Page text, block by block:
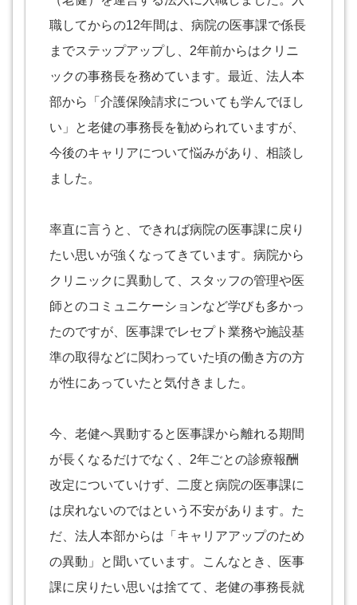
職してからの12年間は、病院の医事課で係長
までステップアップし、2年前からはクリニ
ックの事務長を務めています。最近、法人本
部から「介護保険請求についても学んでほし
い」と老健の事務長を勧められていますが、
今後のキャリアについて悩みがあり、相談し
ました。
率直に言うと、できれば病院の医事課に戻り
たい思いが強くなってきています。病院から
クリニックに異動して、スタッフの管理や医
師とのコミュニケーションなど学びも多かっ
たのですが、医事課でレセプト業務や施設基
準の取得などに関わっていた頃の働き方の方
が性にあっていたと気付きました。
今、老健へ異動すると医事課から離れる期間
が長くなるだけでなく、2年ごとの診療報酬
改定についていけず、二度と病院の医事課に
は戻れないのではという不安があります。た
だ、法人本部からは「キャリアアップのため
の異動」と聞いています。こんなとき、医事
課に戻りたい思いは捨てて、老健の事務長就